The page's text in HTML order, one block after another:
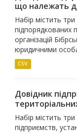
що належать
Набір містить
підпорядкованих
організацій
юридичними
CSV
Довідник
Набір містить
підприємств,